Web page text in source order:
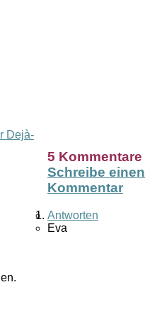
Dejà-
5 Kommentare
Schreibe einen
Kommentar
Antworten
Eva